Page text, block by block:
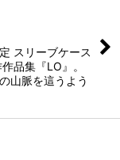
スリーブケース
品集『LO』。
山脈を這うよう